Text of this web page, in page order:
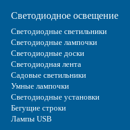
Светодиодное освещение
Светодиодные светильники
Светодиодные лампочки
Светодиодные доски
Светодиодная лента
Садовые светильники
Умные лампочки
Светодиодные установки
Бегущие строки
Лампы USB